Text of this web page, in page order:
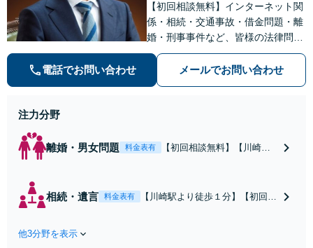
【初回相談無料】インターネット関
係・相続・交通事故・借金問題・離
婚・刑事事件など、皆様の法律問題
を解決すべく、親身になって取り組
みます。クチコミ・リピーターの方
も多数。お気軽にお問い合わせ下さ
電話でお問い合わせ メールでお問い合わせ
注力分野
離婚・男女問題 料金表有
【初回相談無料】【川崎駅
割・婚姻費用・養育費・財
相続・遺言 料金表有
【川崎駅より徒歩１分】【初回相
他3分野を表示